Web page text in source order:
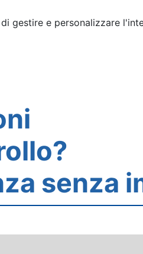
gestire e personalizzare
senza